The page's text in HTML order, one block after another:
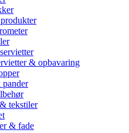
& opbavaring
tekstiler
& fade